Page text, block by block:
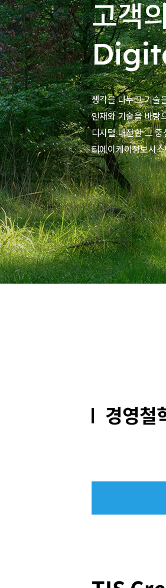
고객
생각을 나누고 기술
인재와 기술을 바탕
디지털 대전환 그 중
티에이케이정보시
경영